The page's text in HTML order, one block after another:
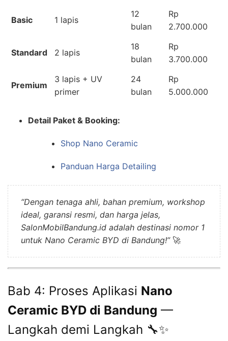
Basic 1 lapis
12
bulan
Rp
2.700.000
Standard 2 lapis
18
bulan
Rp
3.700.000
Premium
3 lapis + UV
primer
24
bulan
Rp
5.000.000
Detail Paket & Booking:
Shop Nano Ceramic
Panduan Harga Detailing
“Dengan tenaga ahli, bahan premium, workshop
ideal, garansi resmi, dan harga jelas,
SalonMobilBandung.id adalah destinasi nomor 1
untuk Nano Ceramic BYD di Bandung!”🚀
Bab 4: Proses Aplikasi Nano
Ceramic BYD di Bandung —
Langkah demi Langkah 🔧✨